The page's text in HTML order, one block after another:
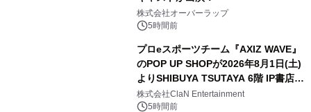
株式会社オーバーラップ
5時間前
プロeスポーツチーム『AXIZ WAVE』
のPOP UP SHOPが2026年8月1日(土)
よりSHIBUYA TSUTAYA 6階 IP書店で
開催決定！！
株式会社ClaN Entertainment
5時間前